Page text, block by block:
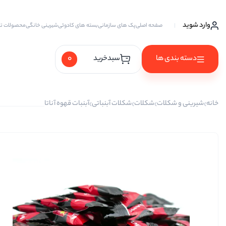
وارد شوید صفحه اصلیپک های سازمانیبسته های کادوئیشیرینی خانگیمحصولات
دسته بندی ها
آجیل ها
آجیل مخلوط
پسته
سبدخرید 0
خانه شیرینی و شکلات شکلات شکلات آبنباتی آبنبات قهوه آناتا